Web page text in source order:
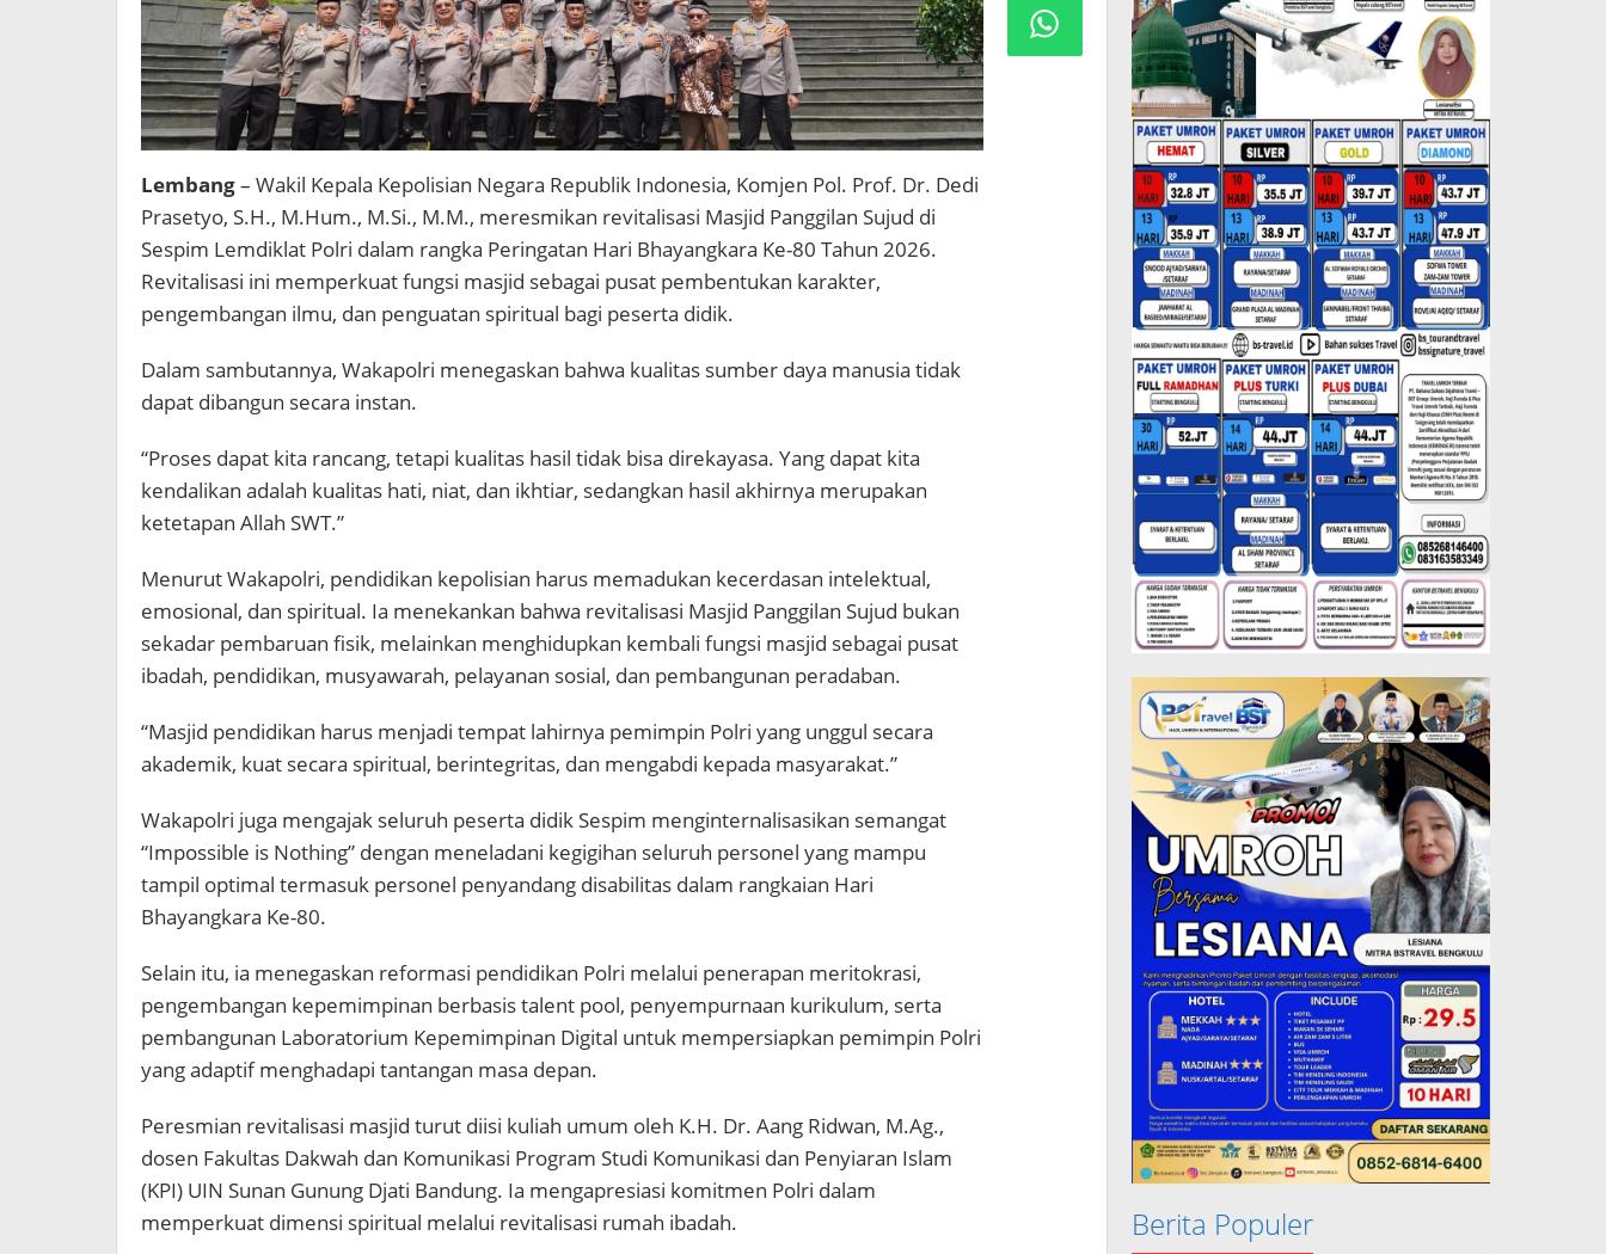
Lembang– Wakil Kepala Kepolisian Negara Republik Indonesia, Komjen Pol. Prof. Dr. Dedi
Prasetyo, S.H., M.Hum., M.Si., M.M., meresmikan revitalisasi Masjid Panggilan Sujud di
Sespim Lemdiklat Polri dalam rangka Peringatan Hari Bhayangkara Ke-80 Tahun 2026.
Revitalisasi ini memperkuat fungsi masjid sebagai pusat pembentukan karakter,
pengembangan ilmu, dan penguatan spiritual bagi peserta didik.
Dalam sambutannya, Wakapolri menegaskan bahwa kualitas sumber daya manusia tidak
dapat dibangun secara instan.
“Proses dapat kita rancang, tetapi kualitas hasil tidak bisa direkayasa. Yang dapat kita
kendalikan adalah kualitas hati, niat, dan ikhtiar, sedangkan hasil akhirnya merupakan
ketetapan Allah SWT.”
Menurut Wakapolri, pendidikan kepolisian harus memadukan kecerdasan intelektual,
emosional, dan spiritual. Ia menekankan bahwa revitalisasi Masjid Panggilan Sujud bukan
sekadar pembaruan fisik, melainkan menghidupkan kembali fungsi masjid sebagai pusat
ibadah, pendidikan, musyawarah, pelayanan sosial, dan pembangunan peradaban.
“Masjid pendidikan harus menjadi tempat lahirnya pemimpin Polri yang unggul secara
akademik, kuat secara spiritual, berintegritas, dan mengabdi kepada masyarakat.”
Wakapolri juga mengajak seluruh peserta didik Sespim menginternalisasikan semangat
“Impossible is Nothing” dengan meneladani kegigihan seluruh personel yang mampu
tampil optimal termasuk personel penyandang disabilitas dalam rangkaian Hari
Bhayangkara Ke-80.
Selain itu, ia menegaskan reformasi pendidikan Polri melalui penerapan meritokrasi,
pengembangan kepemimpinan berbasis talent pool, penyempurnaan kurikulum, serta
pembangunan Laboratorium Kepemimpinan Digital untuk mempersiapkan pemimpin Polri
yang adaptif menghadapi tantangan masa depan.
Peresmian revitalisasi masjid turut diisi kuliah umum oleh K.H. Dr. Aang Ridwan, M.Ag.,
dosen Fakultas Dakwah dan Komunikasi Program Studi Komunikasi dan Penyiaran Islam
(KPI) UIN Sunan Gunung Djati Bandung. Ia mengapresiasi komitmen Polri dalam
memperkuat dimensi spiritual melalui revitalisasi rumah ibadah.
Berita Populer